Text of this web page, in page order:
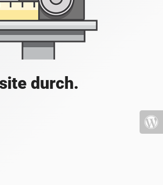
durch.